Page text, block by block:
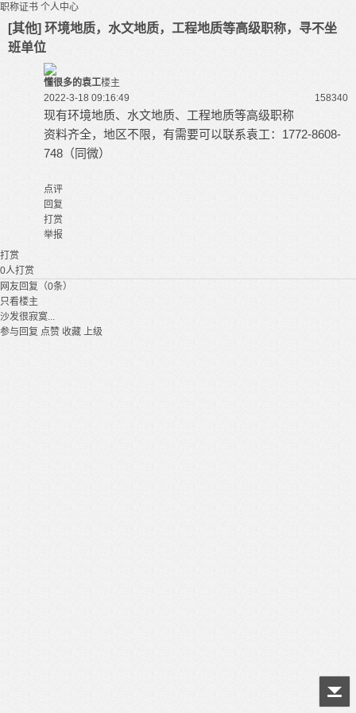
职称证书 个人中心
[其他] 环境地质，水文地质，工程地质等高级职称，寻不坐
班单位
懂很多的袁工楼主
2022-3-18 09:16:49
158340
现有环境地质、水文地质、工程地质等高级职称
资料齐全，地区不限，有需要可以联系袁工：1772-8608-
748（同微）
点评
回复
打赏
举报
打赏
0人打赏
网友回复（0条）
只看楼主
沙发很寂寞...
参与回复 点赞 收藏 上级